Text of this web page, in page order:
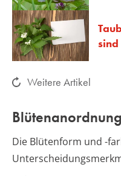
Weitere Artikel
Blütenanordnung
Die Blütenform und -